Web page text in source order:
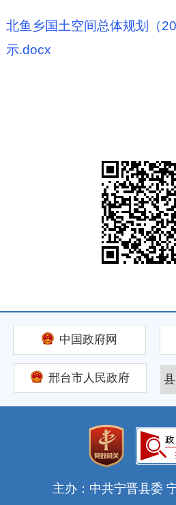
北鱼乡国土空间总体规划（
示.docx
中国政府网
邢台市人民政府
主办：中共宁晋县委